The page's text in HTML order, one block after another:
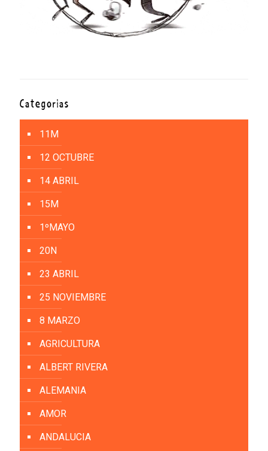
Categorías
11M
12 OCTUBRE
14 ABRIL
15M
1ºMAYO
20N
23 ABRIL
25 NOVIEMBRE
8 MARZO
AGRICULTURA
ALBERT RIVERA
ALEMANIA
AMOR
ANDALUCIA